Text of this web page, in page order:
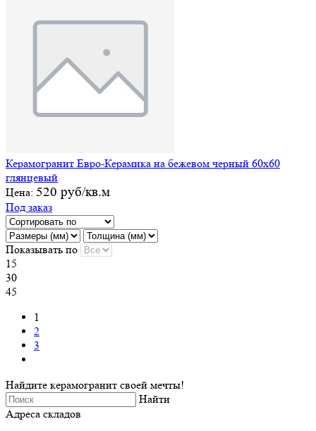
Керамогранит Евро-Керамика на бежевом черный 60х60
глянцевый
Цена: 520 руб/кв.м
Под заказ
Показывать по
15
30
45
1
2
3
Найдите керамогранит своей мечты!
Найти
Адреса складов